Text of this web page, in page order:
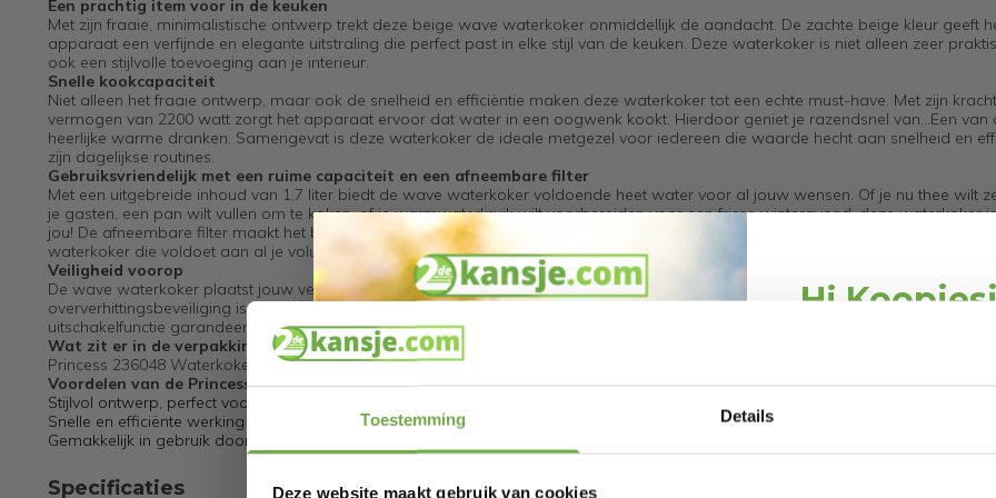
Toestemming Details
Deze website maakt gebruik van cookies
Een prachtig item voor in de keuken
Met zijn fraaie, minimalistische ontwerp trekt deze beige wave waterkoker onmiddellijk de aandacht. De zachte beige kleur geeft
apparaat een verfijnde en elegante uitstraling die perfect past in elke stijl van de keuken. Deze waterkoker is niet alleen zeer
ook een stijlvolle toevoeging aan je interieur.
Snelle kookcapaciteit
Niet alleen het fraaie ontwerp, maar ook de snelheid en efficiëntie maken deze waterkoker tot een echte must-have. Met zijn
vermogen van 2200 watt zorgt het apparaat ervoor dat water in een oogwenk kookt. Hierdoor geniet je razendsnel van...Een van
heerlijke warme dranken. Samengevat is deze waterkoker de ideale metgezel voor iedereen die waarde hecht aan snelheid en
zijn dagelijkse routines.
Gebruiksvriendelijk met een ruime capaciteit en een afneembare filter
Met een uitgebreide inhoud van 1,7 liter biedt de wave waterkoker voldoende heet water voor al jouw wensen. Of je nu thee wilt
je gasten, een pan wilt vullen om te koken, of je warmwaterkruik wilt voorbereiden voor een frisse winteravond, deze waterkoker
jou! De afneembare filter maakt het bovendien gemakkelijk om de waterkoker snel schoon te maken. Geniet van het gemak van
waterkoker die voldoet aan al je volumebehoeften zonder in te boeten op stijl of functionaliteit.
Veiligheid voorop
De wave waterkoker plaatst jouw veiligheid voorop met innovatieve veiligheidskenmerken. Voorzien van droogkook- en
oververhittingsbeveiliging is deze waterkoker ontworpen om ongewenstehet voorkomen van ongelukken en schade. De
uitschakelfunctie garandeert een veilige en onbezorgde kookervaring.
Wat zit er in de verpakking?
Princess 236048 Waterkoker Wave – gebruiksaanwijzing
Voordelen van de Princess 236048 Waterkoker Wave:
Stijlvol ontwerp, perfect voor elke keuken
Snelle en efficiënte werking dankzij het sterke vermogen van 2200 Watt
Gemakkelijk in gebruik door de royale capaciteit van 1,7 Liter
Specificaties
Hi
Bij 2dekansje.com